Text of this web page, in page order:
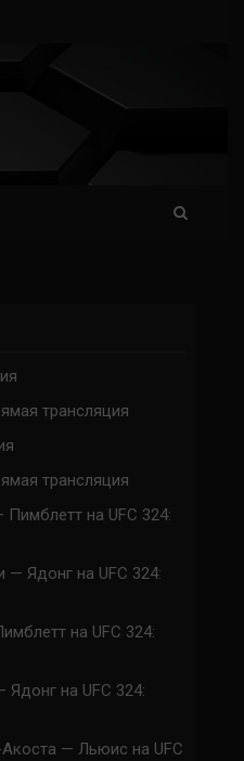
трансляция
трансляция
на UFC 324:
— Ядонг на UFC 324:
на UFC 324:
на UFC 324:
— Льюис на UFC